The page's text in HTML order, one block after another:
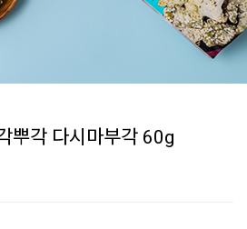
뿌각 다시마부각 60g